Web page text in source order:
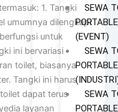
SEWA
(EVENT)
SEWA
SEWA
1. Tangki
umumnya dilengkapi
untuk
ini bervariasi
toilet, biasanya
Tangki ini harus
dapat terus
layanan